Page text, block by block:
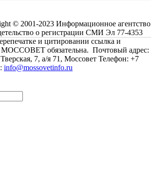
© 2001-2023 Информационное агентство
о регистрации СМИ Эл 77-4353
и цитировании ссылка и
обязательна. Почтовый адрес:
7, а/я 71, Моссовет Телефон: +7
info@mossovetinfo.ru